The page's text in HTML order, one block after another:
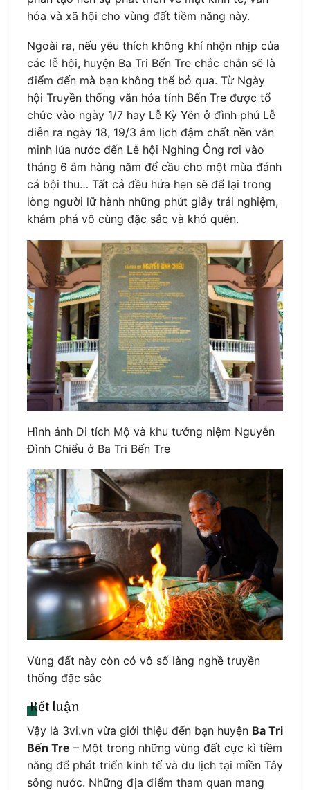
hóa và xã hội cho vùng đất tiềm năng này.
Ngoài ra, nếu yêu thích không khí nhộn nhịp của
các lễ hội, huyện Ba Tri Bến Tre chắc chắn sẽ là
điểm đến mà bạn không thể bỏ qua. Từ Ngày
hội Truyền thống văn hóa tỉnh Bến Tre được tổ
chức vào ngày 1/7 hay Lễ Kỳ Yên ở đình phú Lễ
diễn ra ngày 18, 19/3 âm lịch đậm chất nền văn
minh lúa nước đến Lễ hội Nghing Ông rơi vào
tháng 6 âm hàng năm để cầu cho một mùa đánh
cá bội thu… Tất cả đều hứa hẹn sẽ để lại trong
lòng người lữ hành những phút giây trải nghiệm,
khám phá vô cùng đặc sắc và khó quên.
Hình ảnh Di tích Mộ và khu tưởng niệm Nguyễn
Đình Chiểu ở Ba Tri Bến Tre
Vùng đất này còn có vô số làng nghề truyền
thống đặc sắc
Kết luận
Vậy là 3vi.vn vừa giới thiệu đến bạn huyện Ba Tri
Bến Tre – Một trong những vùng đất cực kì tiềm
năng để phát triển kinh tế và du lịch tại miền Tây
sông nước. Những địa điểm tham quan mang